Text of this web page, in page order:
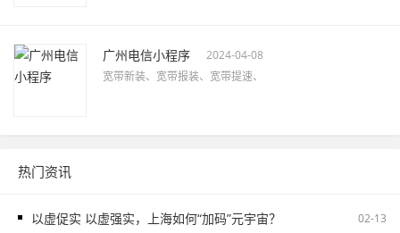
广州电信小程序
2024-04-08
宽带新装、宽带报装、宽带提速、
热门资讯
以虚促实 以虚强实，上海如何“加码”元宇宙？ 02-13